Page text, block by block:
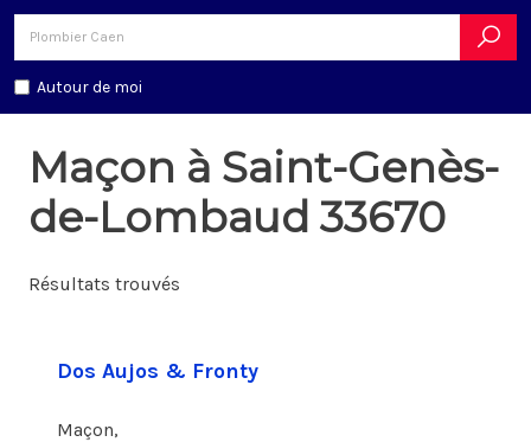
Autour de moi
Maçon à Saint-Genès-
de-Lombaud 33670
Résultats trouvés
Dos Aujos & Fronty
Maçon,